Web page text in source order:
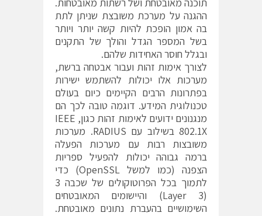
ההגנה על מערכת משובצת שניתן לתת
בה אמון הופכת להיות קשה יותר ויותר
בשל המספר הגדל והולך של התקנים
ובגלל חוסר האחידות שלהם.
לצורך אימות זהות ועבור אבטחה ברשת,
מערכות אלו יכולות להשתמש ישירות
בפתרונות הרבים הקיימים כיום בעולם
טכנולוגית המידע. דוגמה טובה לכך הם
מנגנונים ידועים לאימות זהות כגון, IEEE
802.1X בשילוב עם RADIUS. מערכות
משובצות רבות עם מערכות הפעלה
ברמה גבוהה יכולות להפעיל ספריות
הצפנה (כמו למשל OpenSSL) כדי
לתמוך בכל הפרוטוקולים של שכבה 3
(Layer 3) והיישומים המאובטחים
השימושיים בהעברת נתונים מאובטחת.